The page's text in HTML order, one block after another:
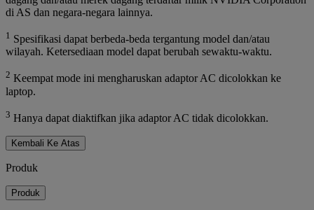
di AS dan negara-negara lainnya.
1 Spesifikasi dapat berbeda-beda tergantung model dan/atau
wilayah. Ketersediaan model dapat berubah sewaktu-waktu.
2 Keempat mode ini mengharuskan adaptor AC dicolokkan ke
laptop.
3 Hanya dapat diaktifkan jika adaptor AC tidak dicolokkan.
Kembali Ke Atas
Produk
Produk